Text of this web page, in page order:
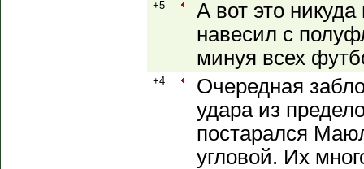
+5
А вот это
навесил с
минуя всех
+4
Очередная
удара из
постарался
угловой. Их